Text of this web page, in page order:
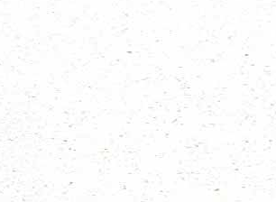
30 MEI 2026 Bløkpop Vlierden
Het alternatief festival voor muziekliefhebbers
Lees meer...